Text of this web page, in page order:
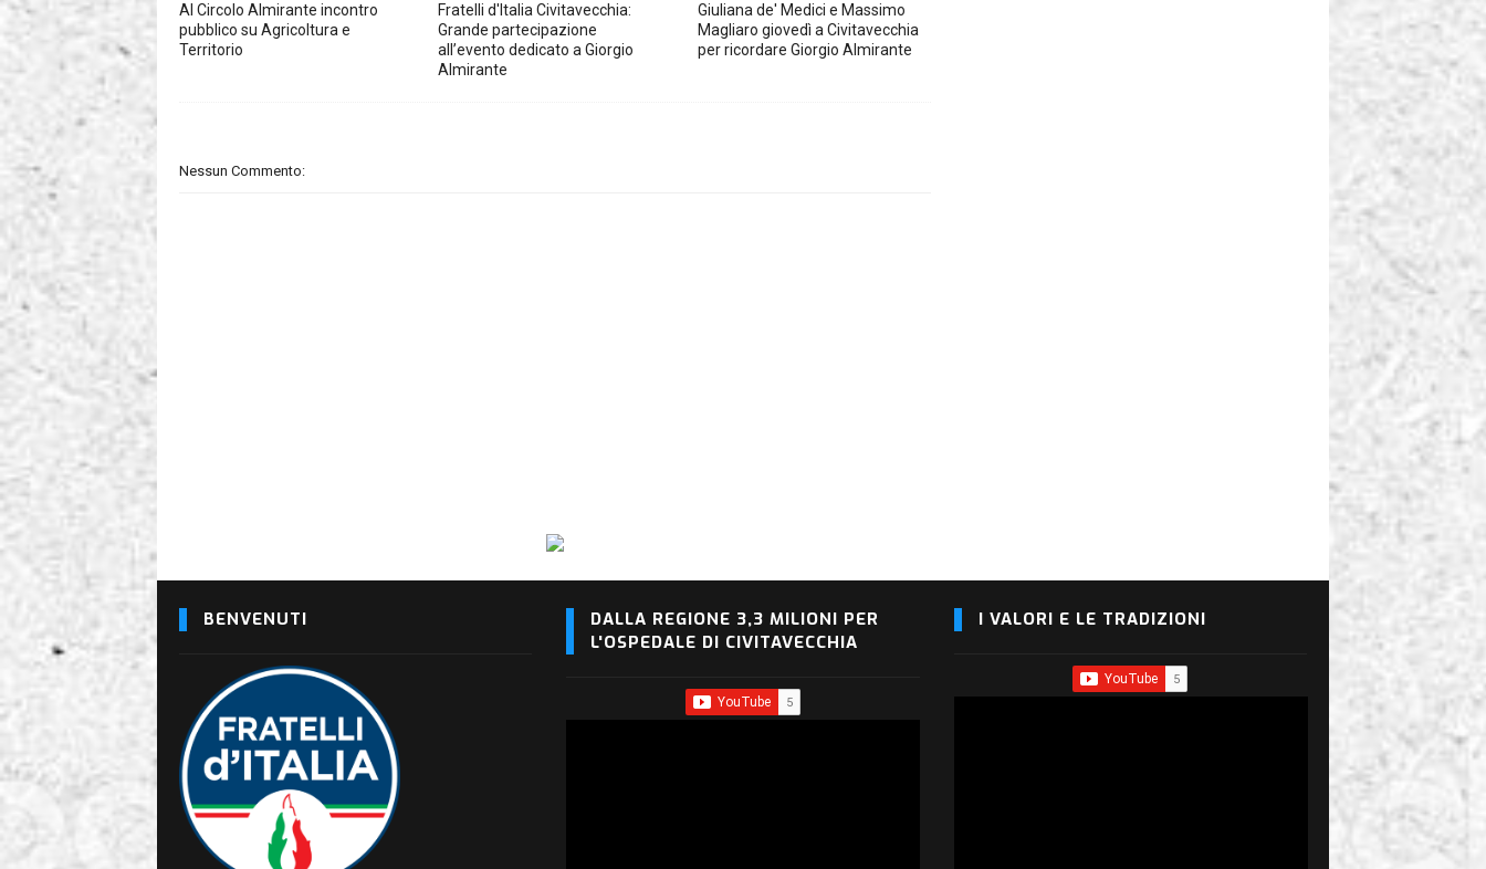
Al Circolo Almirante incontro
pubblico su Agricoltura e
Territorio
Fratelli d'Italia Civitavecchia:
Grande partecipazione
all’evento dedicato a Giorgio
Almirante
Giuliana de' Medici e Massimo
Magliaro giovedì a Civitavecchia
per ricordare Giorgio Almirante
Nessun Commento:
BENVENUTI
DALLA REGIONE 3,3 MILIONI PER
L'OSPEDALE DI CIVITAVECCHIA
I VALORI E LE TRADIZIONI